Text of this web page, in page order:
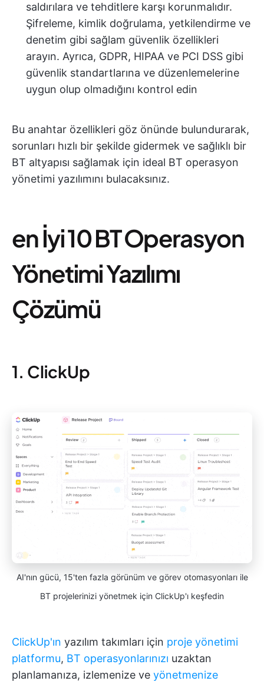
saldırılara ve tehditlere karşı korunmalıdır.
Şifreleme, kimlik doğrulama, yetkilendirme ve
denetim gibi sağlam güvenlik özellikleri
arayın. Ayrıca, GDPR, HIPAA ve PCI DSS gibi
güvenlik standartlarına ve düzenlemelerine
uygun olup olmadığını kontrol edin
Bu anahtar özellikleri göz önünde bulundurarak,
sorunları hızlı bir şekilde gidermek ve sağlıklı bir
BT altyapısı sağlamak için ideal BT operasyon
yönetimi yazılımını bulacaksınız.
en İyi 10 BT Operasyon
Yönetimi Yazılımı
Çözümü
1. ClickUp
AI'nın gücü, 15'ten fazla görünüm ve görev otomasyonları ile
BT projelerinizi yönetmek için ClickUp'ı keşfedin
ClickUp'ın yazılım takımları için proje yönetimi
platformu, BT operasyonlarınızı uzaktan
planlamanıza, izlemenize ve yönetmenize